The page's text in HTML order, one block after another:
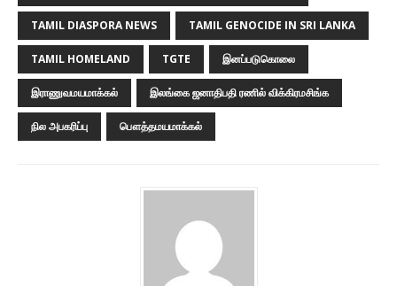
TAMIL DIASPORA NEWS TAMIL GENOCIDE IN SRI LANKA
TAMIL HOMELAND TGTE இனப்படுகொலை
இராணுவமயமாக்கல் இலங்கை ஜனாதிபதி ரணில் விக்கிரமசிங்க
நில அபகரிப்பு பௌத்தமயமாக்கல்